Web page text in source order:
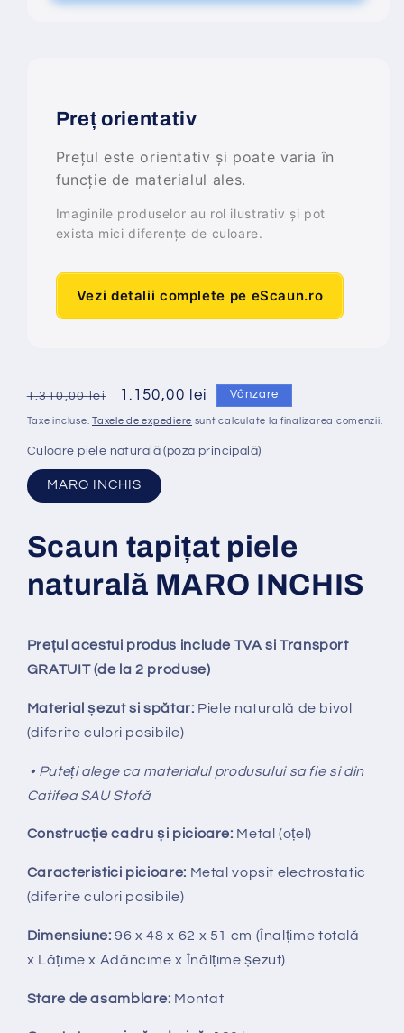
Preț orientativ
Prețul este orientativ și poate varia în
funcție de materialul ales.
Imaginile produselor au rol ilustrativ și pot
exista mici diferențe de culoare.
Vezi detalii complete pe eScaun.ro
Preț
obișnuit
1.310,00 lei
Preț
redus
1.150,00 lei Vânzare
Taxe incluse.Taxele de expediere sunt calculate la finalizarea comenzii.
Culoare piele naturală (poza principală)
MARO INCHIS
Scaun tapițat piele
naturală MARO INCHIS
Prețul acestui produs include TVA si Transport
GRATUIT (de la 2 produse)
Material șezut si spătar: Piele naturală de bivol
(diferite culori posibile)
• Puteți alege ca materialul produsului sa fie si din
Catifea SAU Stofă
Construcție cadru și picioare: Metal (oțel)
Caracteristici picioare: Metal vopsit electrostatic
(diferite culori posibile)
Dimensiune: 96 x 48 x 62 x 51 cm (Înalțime totală
x Lățime x Adâncime x Înălțime șezut)
Stare de asamblare: Montat